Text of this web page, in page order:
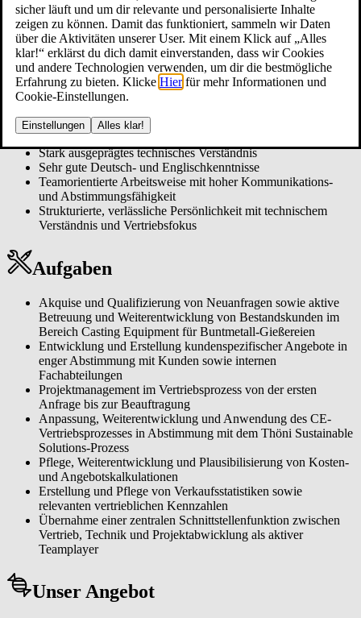
sicher läuft und um dir relevante und personalisierte Inhalte
zeigen zu können. Damit das funktioniert, sammeln wir Daten
über die Aktivitäten unserer User. Mit einem Klick auf „Alles
klar!“ erklärst du dich damit einverstanden, dass wir Cookies
und andere Technologien verwenden, um dir die bestmögliche
Erfahrung zu bieten. Klicke Hier für mehr Informationen und
Cookie-Einstellungen.
Einstellungen Alles klar!
implementieren und kontinuierlich an der Reduzierung unseres
ökologischen Fußabdrucks arbeiten.
Mehrjährige Berufserfahrung in einer Gießerei (idealerweise
mehr als 5 Jahre), vorzugsweise im Bereich Buntmetalle,
idealerweise mit Bezug zu Gießereianlagen, Anlagenbau oder
Prozesstechnik
Technischer Hintergrund (z.B. Maschinenbau,
Verfahrenstechnik, Metallurgie, Wirtschaftsingenieurwesen
Erfahrung im technischen Vertrieb, Projektmanagement oder
in verantwortlicher technischer Funktion
Stark ausgeprägtes technisches Verständnis
Sehr gute Deutsch- und Englischkenntnisse
Teamorientierte Arbeitsweise mit hoher Kommunikations-
und Abstimmungsfähigkeit
Strukturierte, verlässliche Persönlichkeit mit technischem
Verständnis und Vertriebsfokus
Aufgaben
Akquise und Qualifizierung von Neuanfragen sowie aktive
Betreuung und Weiterentwicklung von Bestandskunden im
Bereich Casting Equipment für Buntmetall-Gießereien
Entwicklung und Erstellung kundenspezifischer Angebote in
enger Abstimmung mit Kunden sowie internen
Fachabteilungen
Projektmanagement im Vertriebsprozess von der ersten
Anfrage bis zur Beauftragung
Anpassung, Weiterentwicklung und Anwendung des CE-
Vertriebsprozesses in Abstimmung mit dem Thöni Sustainable
Solutions-Prozess
Pflege, Weiterentwicklung und Plausibilisierung von Kosten-
und Angebotskalkulationen
Erstellung und Pflege von Verkaufsstatistiken sowie
relevanten vertrieblichen Kennzahlen
Übernahme einer zentralen Schnittstellenfunktion zwischen
Vertrieb, Technik und Projektabwicklung als aktiver
Teamplayer
Unser Angebot